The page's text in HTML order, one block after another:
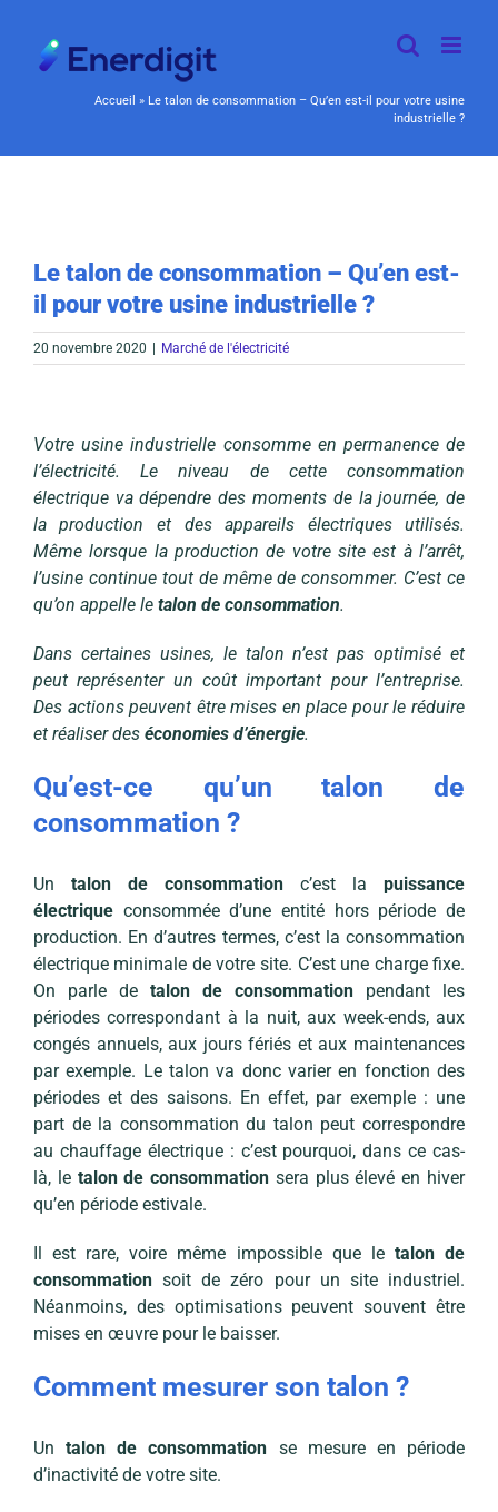
contenu
Accueil » Le talon de consommation – Qu’en est-il pour votre usine
industrielle ?
Le talon de consommation – Qu’en est-
il pour votre usine industrielle ?
20 novembre 2020 Marché de l'électricité
Votre usine industrielle consomme en permanence de
l’électricité. Le niveau de cette consommation
électrique va dépendre des moments de la journée, de
la production et des appareils électriques utilisés.
Même lorsque la production de votre site est à l’arrêt,
l’usine continue tout de même de consommer. C’est ce
qu’on appelle le talon de consommation.
Dans certaines usines, le talon n’est pas optimisé et
peut représenter un coût important pour l’entreprise.
Des actions peuvent être mises en place pour le réduire
et réaliser des économies d’énergie.
Qu’est-ce qu’un talon de
consommation ?
Un talon de consommation c’est lapuissance
électriqueconsommée d’une entité hors période de
production. En d’autres termes, c’est la consommation
électrique minimale de votre site. C’est une charge fixe.
On parle de talon de consommation pendant les
périodes correspondant à la nuit, aux week-ends, aux
congés annuels, aux jours fériés et aux maintenances
par exemple. Le talon va donc varier en fonction des
périodes et des saisons. En effet, par exemple : une
part de la consommation du talon peut correspondre
au chauffage électrique : c’est pourquoi, dans ce cas-
là, le talon de consommation sera plus élevé en hiver
qu’en période estivale.
Il est rare, voire même impossible que le talon de
consommationsoit de zéro pour un site industriel.
Néanmoins, des optimisations peuvent souvent être
mises en œuvre pour le baisser.
Comment mesurer son talon ?
Untalon de consommation se mesure en période
d’inactivité de votre site.